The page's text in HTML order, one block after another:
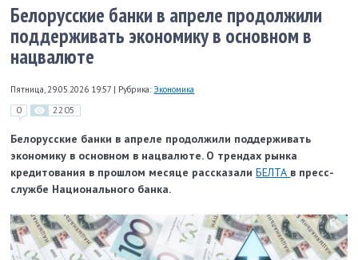
Белорусские банки в апреле продолжили
поддерживать экономику в основном в
нацвалюте
Пятница, 29.05.2026 19:57 | Рубрика: Экономика
0 2205
Белорусские банки в апреле продолжили поддерживать
экономику в основном в нацвалюте. О трендах рынка
кредитования в прошлом месяце рассказалиБЕЛТА в пресс-
службе Национального банка.